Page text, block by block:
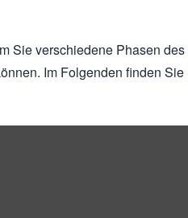
Sie verschiedene Phasen des
Im Folgenden finden Sie